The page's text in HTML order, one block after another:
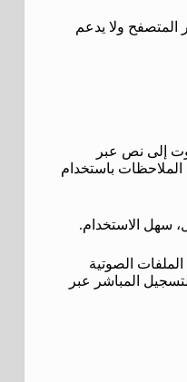
ولا يدعم
إلى نص عبر
الملاحظات باستخدام
سهل الاستخدام.
الصوتية
المباشر عبر